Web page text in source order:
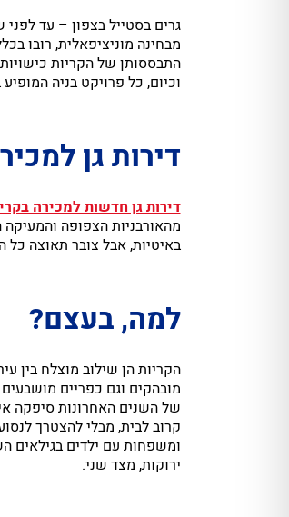
גרים בסטייל בצפון – עד
מבחינה מוניציפאלית, רובו
התבססותן של הקריות
וכיום, כל פרויקט בניה
דירות גן
דירות גן חדשות למכירה
מהאורבניות הצפופה
באיטיות, אבל צובר תאוצה כל
למה, בעצם?
הקריות הן שילוב מוצלח בין
מובהקים וגם כפריים
של השנים האחרונות סיפקה
קרוב לבית, מבלי להצטרך
ומשפחות עם ילדים בגילאים
ירוקות, מצד שני.